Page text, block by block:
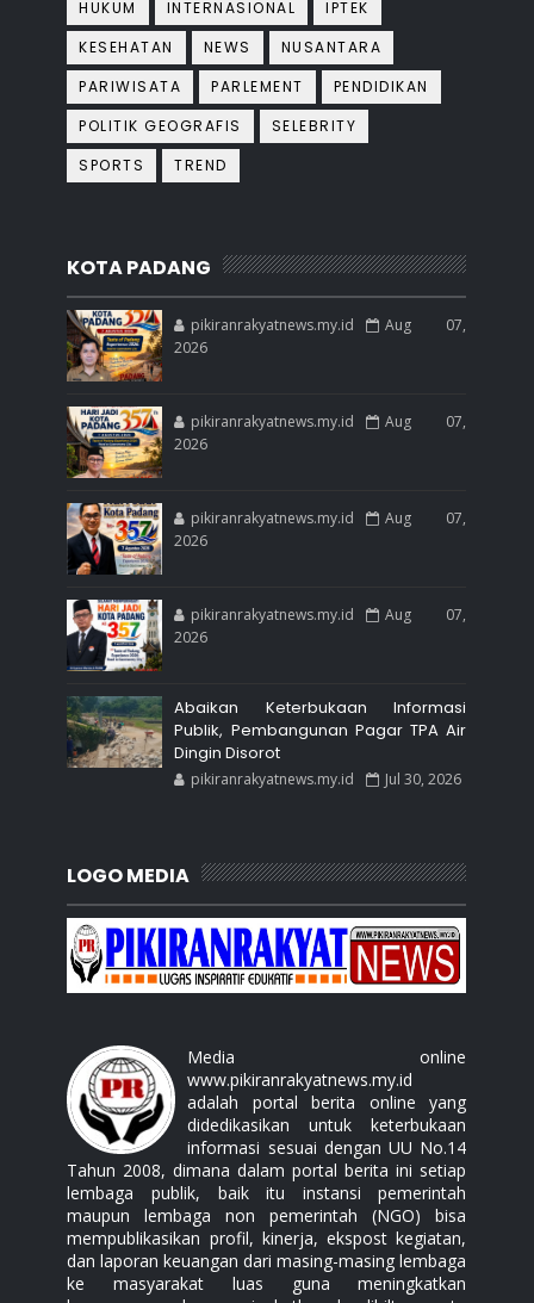
HUKUM
INTERNASIONAL
IPTEK
KESEHATAN
NEWS
NUSANTARA
PARIWISATA
PARLEMENT
PENDIDIKAN
POLITIK GEOGRAFIS
SELEBRITY
SPORTS
TREND
KOTA PADANG
pikiranrakyatnews.my.id
Aug 07,
2026
pikiranrakyatnews.my.id
Aug 07,
2026
pikiranrakyatnews.my.id
Aug 07,
2026
pikiranrakyatnews.my.id
Aug 07,
2026
Abaikan Keterbukaan Informasi
Publik, Pembangunan Pagar TPA Air
Dingin Disorot
pikiranrakyatnews.my.id Jul 30, 2026
LOGO MEDIA
Media online
www.pikiranrakyatnews.my.id
adalah portal berita online yang
didedikasikan untuk keterbukaan
informasi sesuai dengan UU No.14
Tahun 2008, dimana dalam portal berita ini setiap
lembaga publik, baik itu instansi pemerintah
maupun lembaga non pemerintah (NGO) bisa
mempublikasikan profil, kinerja, ekspost kegiatan,
dan laporan keuangan dari masing-masing lembaga
ke masyarakat luas guna meningkatkan